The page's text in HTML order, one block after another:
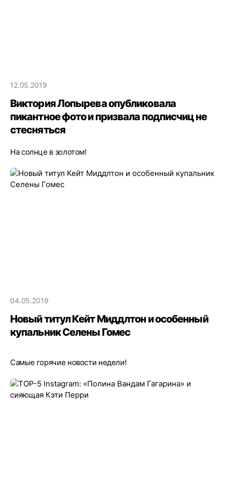
12.05.2019
Виктория Лопырева опубликовала
пикантное фото и призвала подписчиц не
стесняться
На солнце в золотом!
04.05.2019
Новый титул Кейт Миддлтон и особенный
купальник Селены Гомес
Самые горячие новости недели!